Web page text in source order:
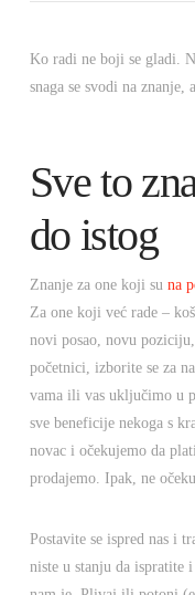
Ko radi ne boji se gladi.
snaga se svodi na znanje, a
Sve to
do istog
Znanje za one koji su na
Za one koji već rade –
novi posao, novu
početnici, izborite se za
vama ili vas uključimo u
sve beneficije nekoga s
novac i očekujemo da
prodajemo. Ipak, ne
Postavite se ispred nas i
niste u stanju da ispratite